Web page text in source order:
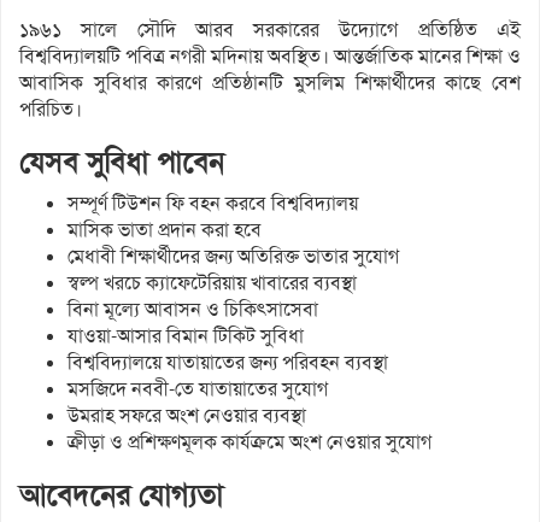
১৯৬১ সালে সৌদি আরব সরকারের উদ্যোগে প্রতিষ্ঠিত এই
বিশ্ববিদ্যালয়টি পবিত্র নগরী মদিনায় অবস্থিত। আন্তর্জাতিক মানের শিক্ষা ও
আবাসিক সুবিধার কারণে প্রতিষ্ঠানটি মুসলিম শিক্ষার্থীদের কাছে বেশ
পরিচিত।
যেসব সুবিধা পাবেন
সম্পূর্ণ টিউশন ফি বহন করবে বিশ্ববিদ্যালয়
মাসিক ভাতা প্রদান করা হবে
মেধাবী শিক্ষার্থীদের জন্য অতিরিক্ত ভাতার সুযোগ
স্বল্প খরচে ক্যাফেটেরিয়ায় খাবারের ব্যবস্থা
বিনা মূল্যে আবাসন ও চিকিৎসাসেবা
যাওয়া-আসার বিমান টিকিট সুবিধা
বিশ্ববিদ্যালয়ে যাতায়াতের জন্য পরিবহন ব্যবস্থা
মসজিদে নববী-তে যাতায়াতের সুযোগ
উমরাহ সফরে অংশ নেওয়ার ব্যবস্থা
ক্রীড়া ও প্রশিক্ষণমূলক কার্যক্রমে অংশ নেওয়ার সুযোগ
আবেদনের যোগ্যতা